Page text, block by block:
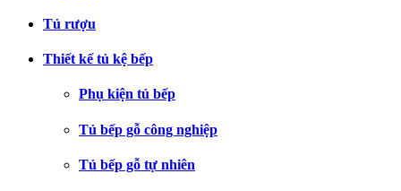
Tủ rượu
Thiết kế tủ kệ bếp
Phụ kiện tủ bếp
Tủ bếp gỗ công nghiệp
Tủ bếp gỗ tự nhiên